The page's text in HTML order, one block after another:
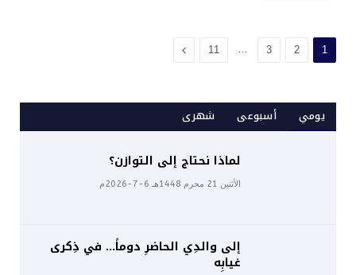
1
2
3
11 التالي
يومي أسبوعى شهرى
لماذا نحتاج إلى التوازن؟
الأثنين 21 محرم 1448هـ 6-7-2026م
إلى والدِي الحاضرِ دوماً… في ذِكرى
غيابِه